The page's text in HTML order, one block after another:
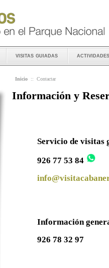
visitas guiadas actividades
Inicio :: Contactar
Información y
Servicio de visitas
926 77 53 84
Información
926 78 32 97